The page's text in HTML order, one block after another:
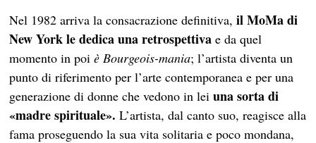
Nel 1982 arriva la consacrazione definitiva,il MoMa di
New York le dedica una retrospettivae da quel
momento in poi è Bourgeois-mania; l’artista diventa un
punto di riferimento per l’arte contemporanea e per una
generazione di donne che vedono in leiuna sorta di
«madre spirituale».L’artista, dal canto suo, reagisce alla
fama proseguendo la sua vita solitaria e poco mondana,